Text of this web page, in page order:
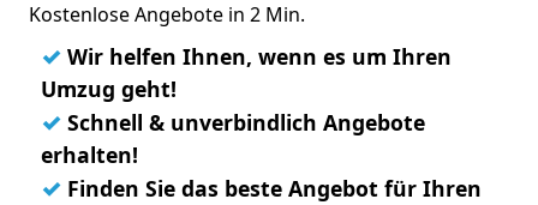
Kostenlose Angebote in 2 Min.
✓ Wir helfen Ihnen, wenn es um Ihren
Umzug geht!
✓ Schnell & unverbindlich Angebote
erhalten!
✓ Finden Sie das beste Angebot für Ihren